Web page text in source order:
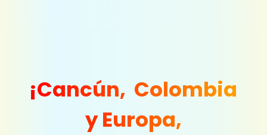
¡Cancún, Colombia
y Europa,